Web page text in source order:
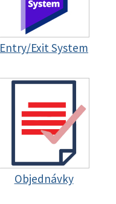
Entry/Exit System
Objednávky